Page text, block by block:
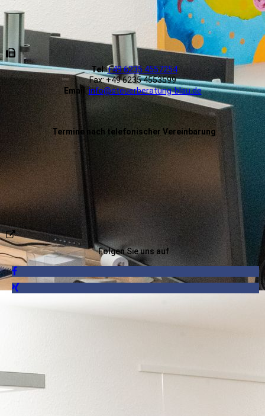
Tel:+49 6235 4557254
Fax: +49 6235 4553599
Email : info@steuerberatung-blau.de
Termine nach telefonischer Vereinbarung
Folgen Sie uns auf